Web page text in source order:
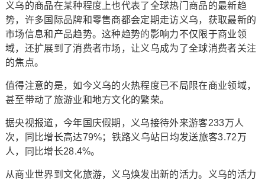
义乌的商品在某种程度上也代表了全球热门商品的最新趋
势，许多国际品牌和零售商都会定期走访义乌，获取最新的
市场信息和产品趋势。这种趋势的影响力不仅限于商业领
域，还扩展到了消费者市场，让义乌成为了全球消费者关注
的焦点。
值得注意的是，如今义乌的火热程度已不局限在商业领域，
甚至带动了旅游业和地方文化的繁荣。
据央视报道，今年国庆假期，义乌接待外来游客233万人
次，同比增长高达79%；铁路义乌站日均发送旅客3.72万
人，同比增长28.4%。
从商业世界到文化旅游，义乌焕发出新的活力。义乌的活力